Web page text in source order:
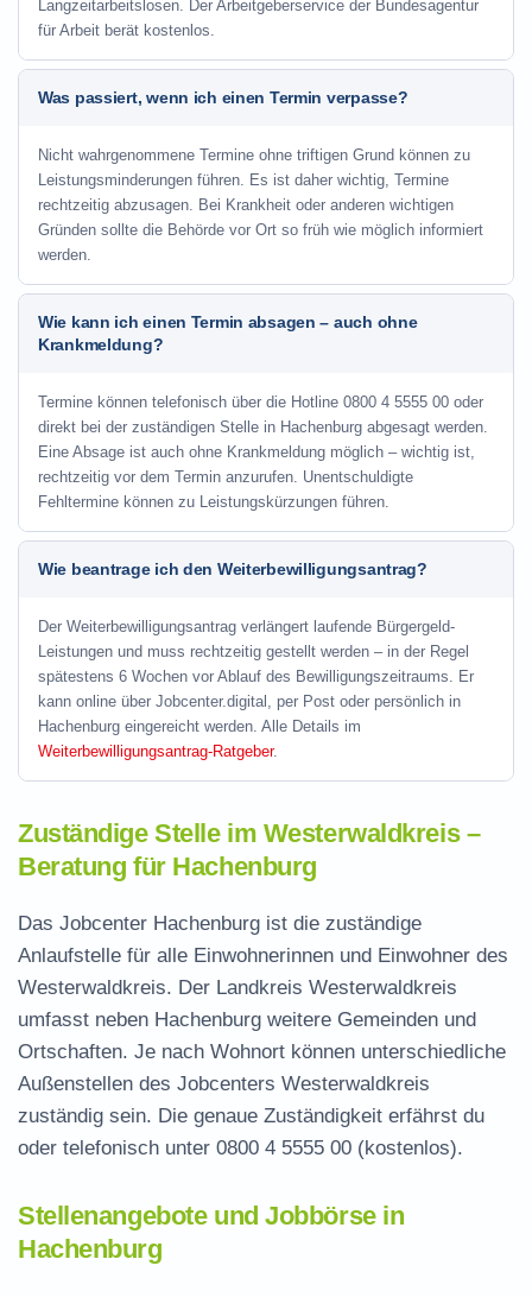
Langzeitarbeitslosen. Der Arbeitgeberservice der Bundesagentur
für Arbeit berät kostenlos.
Was passiert, wenn ich einen Termin verpasse?
Nicht wahrgenommene Termine ohne triftigen Grund können zu
Leistungsminderungen führen. Es ist daher wichtig, Termine
rechtzeitig abzusagen. Bei Krankheit oder anderen wichtigen
Gründen sollte die Behörde vor Ort so früh wie möglich informiert
werden.
Wie kann ich einen Termin absagen – auch ohne
Krankmeldung?
Termine können telefonisch über die Hotline 0800 4 5555 00 oder
direkt bei der zuständigen Stelle in Hachenburg abgesagt werden.
Eine Absage ist auch ohne Krankmeldung möglich – wichtig ist,
rechtzeitig vor dem Termin anzurufen. Unentschuldigte
Fehltermine können zu Leistungskürzungen führen.
Wie beantrage ich den Weiterbewilligungsantrag?
Der Weiterbewilligungsantrag verlängert laufende Bürgergeld-
Leistungen und muss rechtzeitig gestellt werden – in der Regel
spätestens 6 Wochen vor Ablauf des Bewilligungszeitraums. Er
kann online über Jobcenter.digital, per Post oder persönlich in
Hachenburg eingereicht werden. Alle Details im
Weiterbewilligungsantrag-Ratgeber.
Zuständige Stelle im Westerwaldkreis –
Beratung für Hachenburg
Das Jobcenter Hachenburg ist die zuständige
Anlaufstelle für alle Einwohnerinnen und Einwohner des
Westerwaldkreis. Der Landkreis Westerwaldkreis
umfasst neben Hachenburg weitere Gemeinden und
Ortschaften. Je nach Wohnort können unterschiedliche
Außenstellen des Jobcenters Westerwaldkreis
zuständig sein. Die genaue Zuständigkeit erfährst du
oder telefonisch unter 0800 4 5555 00 (kostenlos).
Stellenangebote und Jobbörse in
Hachenburg